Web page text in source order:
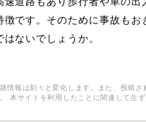
です。そのために事故もお
ないでしょうか。
情報は刻々と変化します。また、投稿
本サイトを利用したことに関連して生